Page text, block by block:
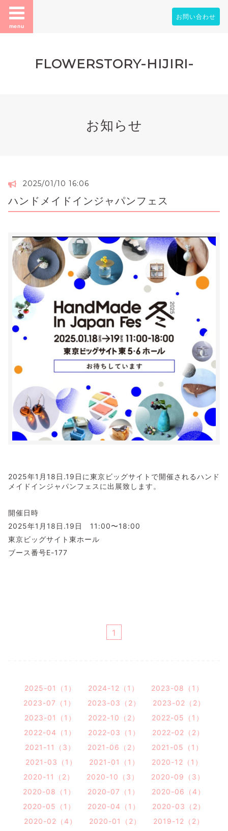
menu
お問い合わせ
FLOWERSTORY-HIJIRI-
お知らせ
2025/01/10 16:06
ハンドメイドインジャパンフェス
2025年1月18日.19日に東京ビッグサイトで開催されるハンド
メイドインジャパンフェスに出展致します。
開催日時
2025年1月18日.19日 11:00〜18:00
東京ビッグサイト東ホール
ブース番号E-177
1
2025-01（1） 2024-12（1）
2023-08（1）
2023-07（1）
2023-03（2）
2023-02（2）
2023-01（1）
2022-10（2）
2022-05（1）
2022-04（1）
2022-03（1）
2022-02（2）
2021-11（3）
2021-06（2）
2021-05（1）
2021-03（1）
2021-01（1）
2020-12（1）
2020-11（2）
2020-10（3）
2020-09（3）
2020-08（1）
2020-07（1）
2020-06（4）
2020-05（1）
2020-04（1）
2020-03（2）
2020-02（4）
2020-01（2）
2019-12（2）